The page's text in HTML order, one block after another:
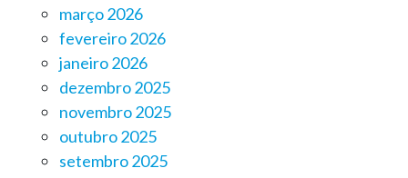
março 2026
fevereiro 2026
janeiro 2026
dezembro 2025
novembro 2025
outubro 2025
setembro 2025